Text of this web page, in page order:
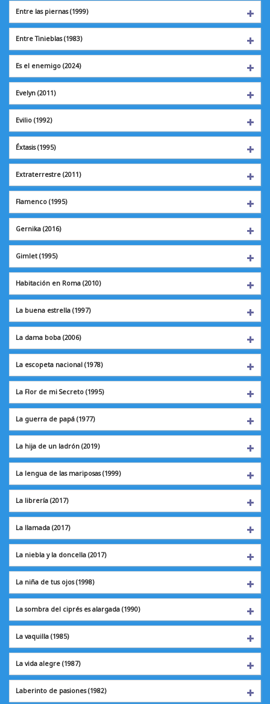
Entre las piernas(1999)
Entre Tinieblas(1983)
Es el enemigo (2024)
Evelyn (2011)
Evilio (1992)
Éxtasis(1995)
Extraterrestre (2011)
Flamenco (1995)
Gernika (2016)
Gimlet (1995)
Habitación en Roma (2010)
La buena estrella (1997)
La dama boba (2006)
La escopeta nacional (1978)
La Flor de mi Secreto (1995)
La guerra de papá (1977)
La hija de un ladrón (2019)
La lengua de las mariposas (1999)
La librería (2017)
La llamada (2017)
La niebla y la doncella (2017)
La niña de tus ojos(1998)
La sombra del ciprés es alargada (1990)
La vaquilla (1985)
La vida alegre (1987)
Laberinto de pasiones(1982)